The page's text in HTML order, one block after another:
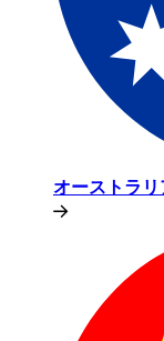
オーストラリ